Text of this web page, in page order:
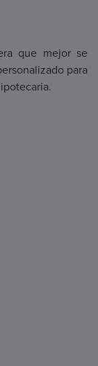
que mejor se
para